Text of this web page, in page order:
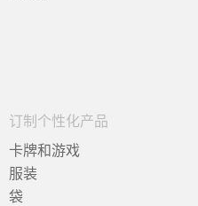
订制个性化产品
卡牌和游戏
服装
袋